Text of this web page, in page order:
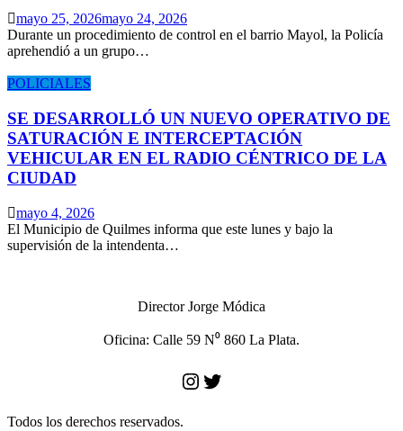
mayo 25, 2026mayo 24, 2026
Durante un procedimiento de control en el barrio Mayol, la Policía
aprehendió a un grupo…
POLICIALES
SE DESARROLLÓ UN NUEVO OPERATIVO DE
SATURACIÓN E INTERCEPTACIÓN
VEHICULAR EN EL RADIO CÉNTRICO DE LA
CIUDAD
mayo 4, 2026
El Municipio de Quilmes informa que este lunes y bajo la
supervisión de la intendenta…
Director Jorge Módica
Oficina: Calle 59 N⁰ 860 La Plata.
Instagram
Twitter
Todos los derechos reservados.